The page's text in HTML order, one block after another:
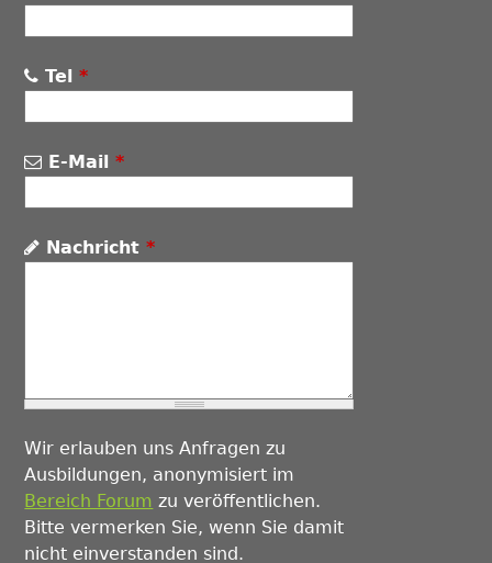
Tel*
E-Mail*
Nachricht*
Wir erlauben uns Anfragen zu
Ausbildungen, anonymisiert im
Bereich Forum zu veröffentlichen.
Bitte vermerken Sie, wenn Sie damit
nicht einverstanden sind.